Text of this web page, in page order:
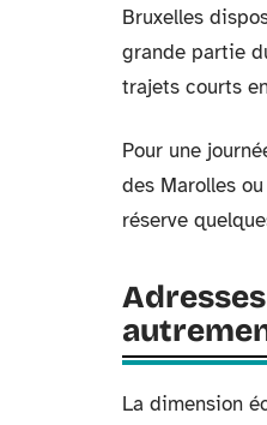
Bruxelles
grande partie
trajets courts
Pour une
des Marolles
réserve
La dimension